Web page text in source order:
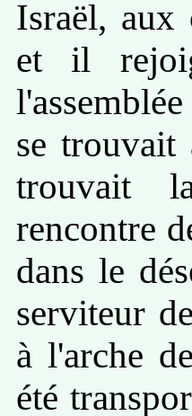
Israël, aux
et il
se trouvait
trouvait
rencontre
dans le
serviteur
à l'arche
été